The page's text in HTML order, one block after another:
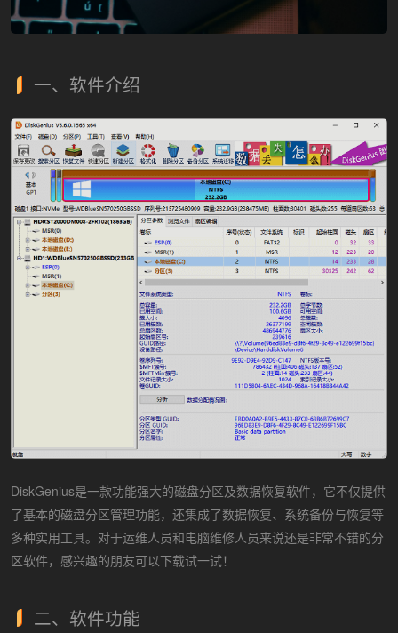
一、软件介绍
DiskGenius是一款功能强大的磁盘分区及数据恢复软件，它不仅提供
了基本的磁盘分区管理功能，还集成了数据恢复、系统备份与恢复等
多种实用工具。对于运维人员和电脑维修人员来说还是非常不错的分
区软件，感兴趣的朋友可以下载试一试！
二、软件功能